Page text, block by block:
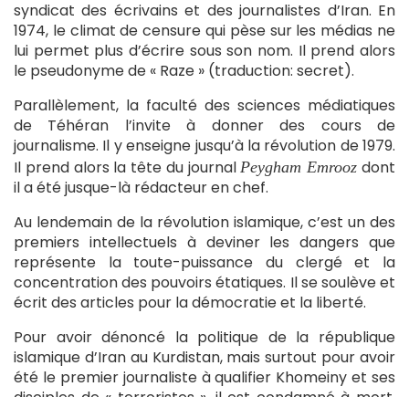
syndicat des écrivains et des journalistes d’Iran. En
1974, le climat de censure qui pèse sur les médias ne
lui permet plus d’écrire sous son nom. Il prend alors
le pseudonyme de « Raze » (traduction: secret).
Parallèlement, la faculté des sciences médiatiques
de Téhéran l’invite à donner des cours de
journalisme. Il y enseigne jusqu’à la révolution de 1979.
Il prend alors la tête du journalPeygham Emrooz dont
il a été jusque-là rédacteur en chef.
Au lendemain de la révolution islamique, c’est un des
premiers intellectuels à deviner les dangers que
représente la toute-puissance du clergé et la
concentration des pouvoirs étatiques. Il se soulève et
écrit des articles pour la démocratie et la liberté.
Pour avoir dénoncé la politique de la république
islamique d’Iran au Kurdistan, mais surtout pour avoir
été le premier journaliste à qualifier Khomeiny et ses